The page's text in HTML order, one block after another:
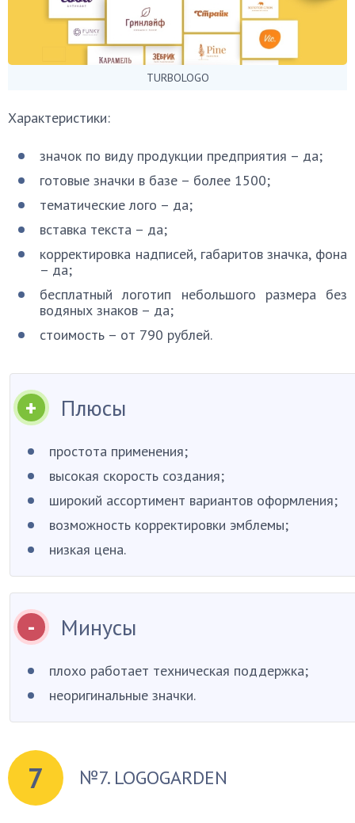
TURBOLOGO
Характеристики:
значок по виду продукции предприятия – да;
готовые значки в базе – более 1500;
тематические лого – да;
вставка текста – да;
корректировка надписей, габаритов значка, фона
– да;
бесплатный логотип небольшого размера без
водяных знаков – да;
стоимость – от 790 рублей.
Плюсы
простота применения;
высокая скорость создания;
широкий ассортимент вариантов оформления;
возможность корректировки эмблемы;
низкая цена.
Минусы
плохо работает техническая поддержка;
неоригинальные значки.
7 №7. LOGOGARDEN